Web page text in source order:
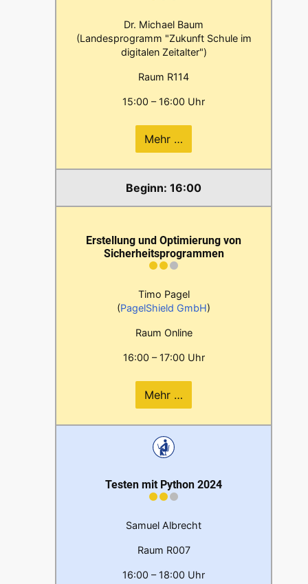
Dr. Michael Baum
(Landesprogramm "Zukunft Schule im
digitalen Zeitalter")
Raum R114
15:00 – 16:00 Uhr
Mehr …
16:00
Erstellung und Optimierung von
Sicherheitsprogrammen
Timo Pagel
(PagelShield GmbH)
Raum Online
16:00 – 17:00 Uhr
Mehr …
Testen mit Python 2024
Samuel Albrecht
Raum R007
16:00 – 18:00 Uhr